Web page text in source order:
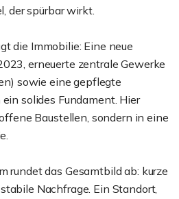
der spürbar wirkt.
die Immobilie: Eine neue
erneuerte zentrale Gewerke
sowie eine gepflegte
solides Fundament. Hier
Baustellen, sondern in eine
rundet das Gesamtbild ab: kurze
Nachfrage. Ein Standort,